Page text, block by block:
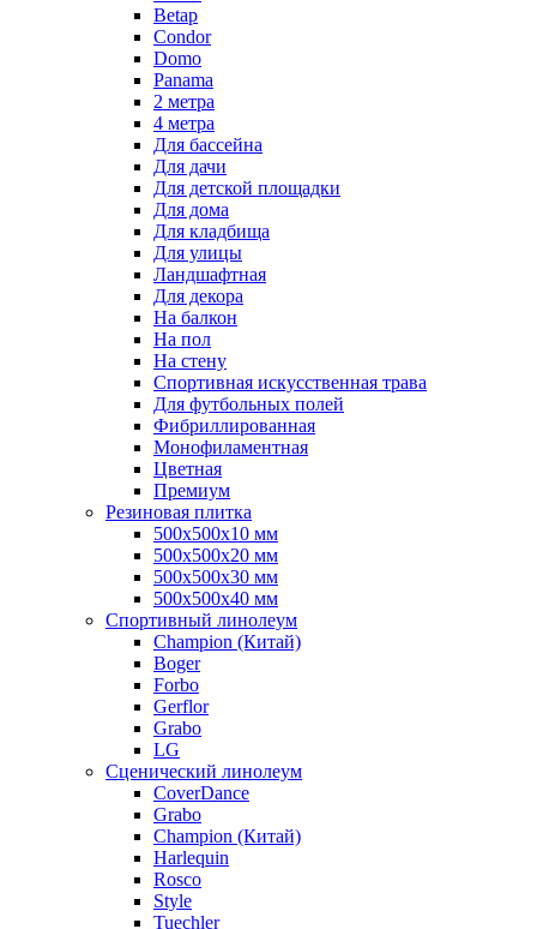
Betap
Condor
Domo
Panama
2 метра
4 метра
Для бассейна
Для дачи
Для детской площадки
Для дома
Для кладбища
Для улицы
Ландшафтная
Для декора
На балкон
На пол
На стену
Спортивная искусственная трава
Для футбольных полей
Фибриллированная
Монофиламентная
Цветная
Премиум
Резиновая плитка
500х500х10 мм
500х500х20 мм
500х500х30 мм
500х500х40 мм
Спортивный линолеум
Champion (Китай)
Boger
Forbo
Gerflor
Grabo
LG
Сценический линолеум
CoverDance
Grabo
Champion (Китай)
Harlequin
Rosco
Style
Tuechler